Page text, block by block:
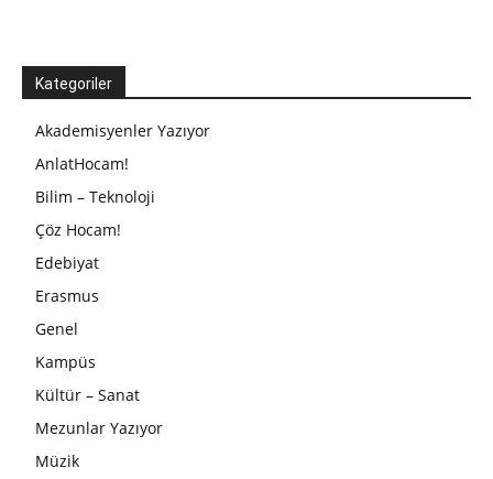
Kategoriler
Akademisyenler Yazıyor
AnlatHocam!
Bilim – Teknoloji
Çöz Hocam!
Edebiyat
Erasmus
Genel
Kampüs
Kültür – Sanat
Mezunlar Yazıyor
Müzik